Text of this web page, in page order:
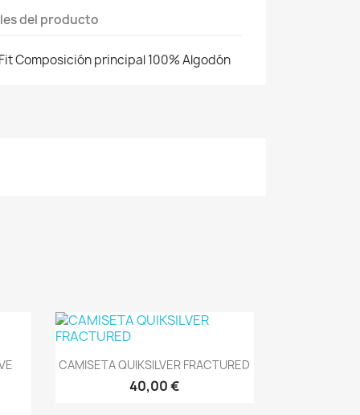
del producto
Composición principal 100% Algodón
Vista rápida
CAMISETA QUIKSILVER FRACTURED
40,00 €